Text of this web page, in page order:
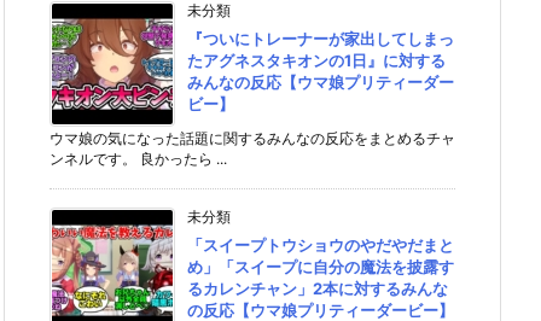
未分類
『ついにトレーナーが家出してしまっ
たアグネスタキオンの1日』に対する
みんなの反応【ウマ娘プリティーダー
ビー】
ウマ娘の気になった話題に関するみんなの反応をまとめるチャ
ンネルです。 良かったら ...
未分類
「スイープトウショウのやだやだまと
め」「スイープに自分の魔法を披露す
るカレンチャン」2本に対するみんな
の反応【ウマ娘プリティーダービー】